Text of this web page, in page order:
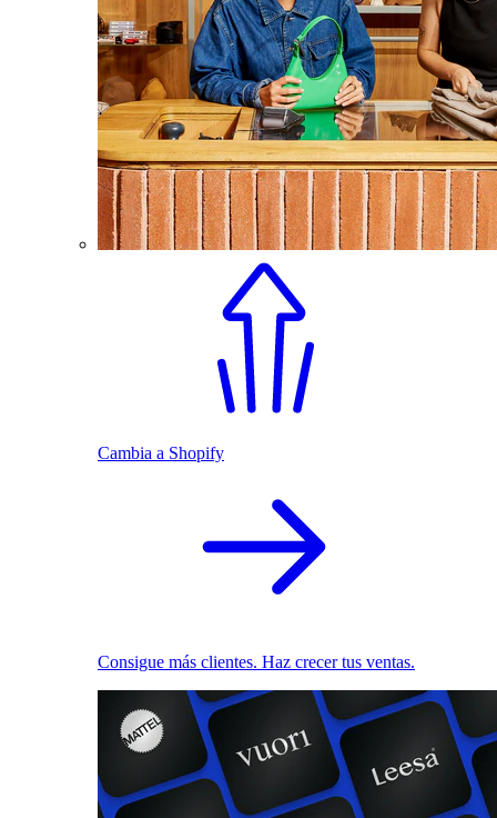
Cambia a Shopify
Consigue más clientes. Haz crecer tus ventas.